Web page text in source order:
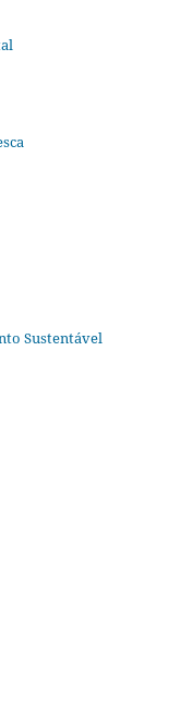
Sustentável